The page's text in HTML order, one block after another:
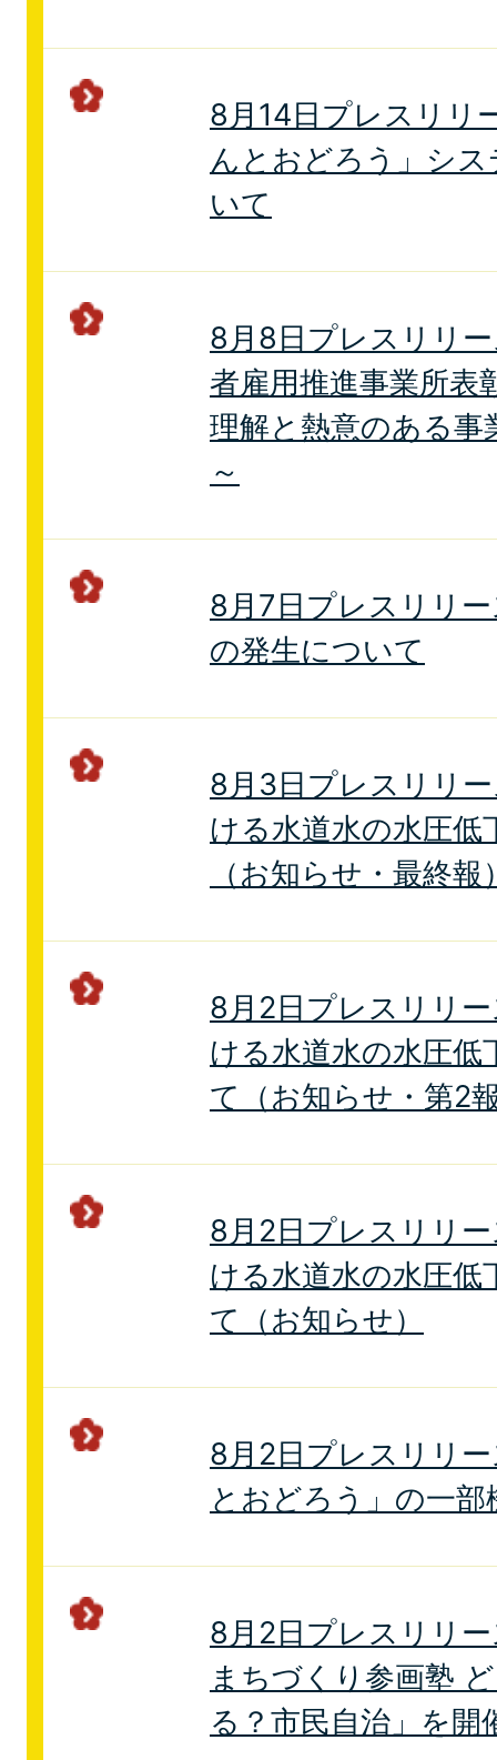
8月14日プレスリリ
んとおどろう」シ
いて
8月8日プレスリリ
者雇用推進事業所表
理解と熱意のある事
～
8月7日プレスリリ
の発生について
8月3日プレスリリ
ける水道水の水圧
（お知らせ・最終報
8月2日プレスリリ
ける水道水の水圧低
て（お知らせ・第2
8月2日プレスリリ
ける水道水の水圧低
て（お知らせ）
8月2日プレスリリ
とおどろう」の一
8月2日プレスリリ
まちづくり参画塾
る？市民自治」を開